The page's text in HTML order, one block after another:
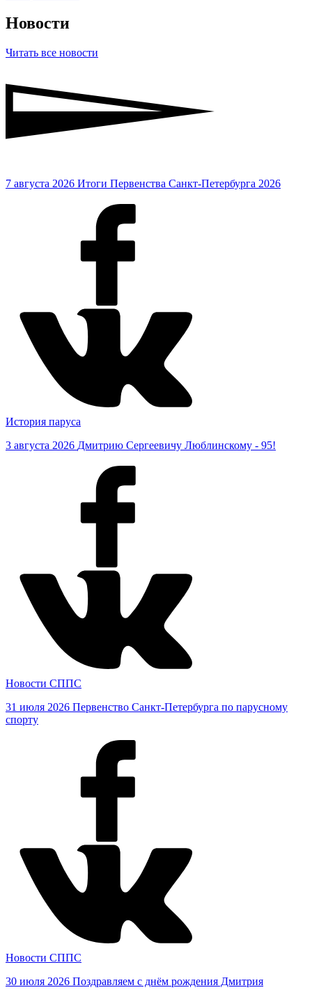
Новости
Читать все новости
7 августа 2026 Итоги Первенства Санкт-Петербурга 2026
История паруса
3 августа 2026 Дмитрию Сергеевичу Люблинскому - 95!
Новости СППС
31 июля 2026 Первенство Санкт-Петербурга по парусному
спорту
Новости СППС
30 июля 2026 Поздравляем с днём рождения Дмитрия